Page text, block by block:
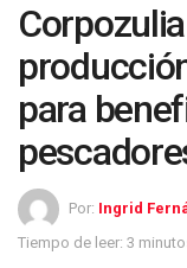
para
Por: Ingrid
Tiempo de leer: 3